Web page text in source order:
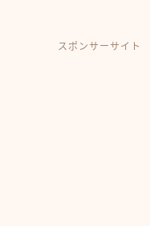
スポンサーサイト